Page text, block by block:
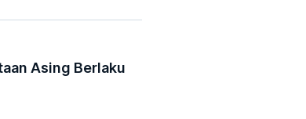
Asing Berlaku